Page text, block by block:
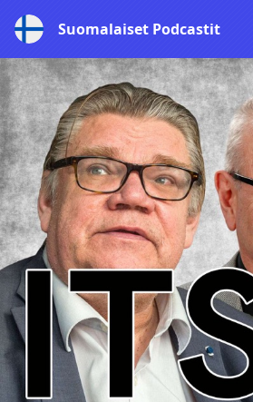
Suomalaiset Podcastit